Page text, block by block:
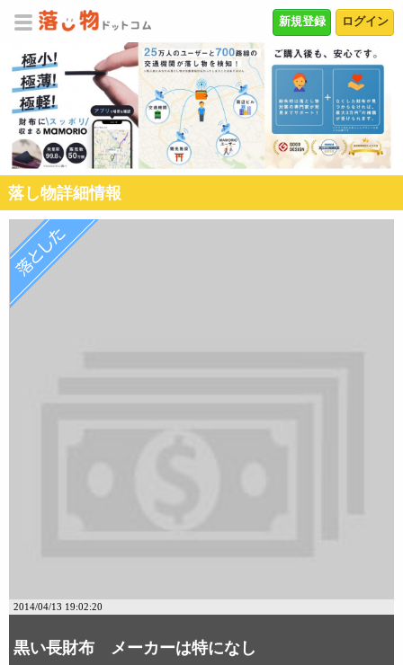
ログイン
新規登録
落し物詳細情報
2014/04/13 19:02:20
黒い長財布 メーカーは特になし